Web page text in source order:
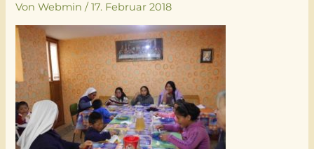
VonWebmin/17. Februar 2018